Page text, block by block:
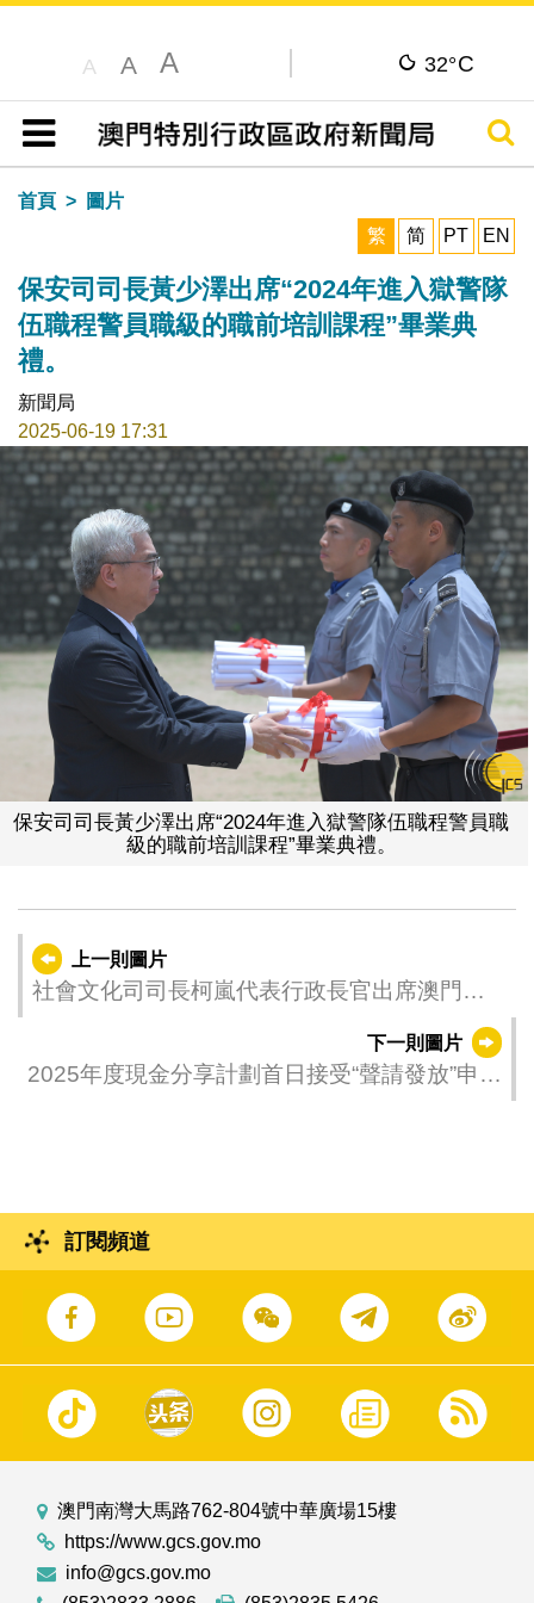
A A A 32°C
目錄
搜尋
首頁
圖片
繁
简 PT EN
保安司司長黃少澤出席“2024年進入獄警隊
伍職程警員職級的職前培訓課程”畢業典
禮。
新聞局
2025-06-19 17:31
保安司司長黃少澤出席“2024年進入獄警隊伍職程警員職
級的職前培訓課程”畢業典禮。
上一則圖片
社會文化司司長柯嵐代表行政長官出席澳門旅
下一則圖片
2025年度現金分享計劃首日接受“聲請發放”申
訂閱頻道
澳門南灣大馬路762-804號中華廣場15樓
https://www.gcs.gov.mo
info@gcs.gov.mo